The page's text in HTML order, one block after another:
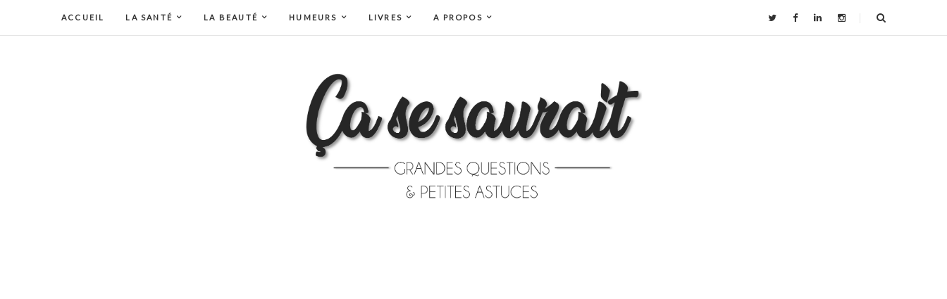
ACCUEIL LA SANTÉ LA BEAUTÉ HUMEURS LIVRES A PROPOS